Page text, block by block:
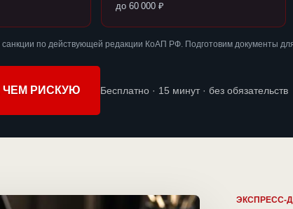
до 60 000 ₽
по действующей редакции КоАП РФ. Подготовим документы
ЧЕМ РИСКУЮ Бесплатно · 15 минут · без обязательств
ЭКСПРЕСС-